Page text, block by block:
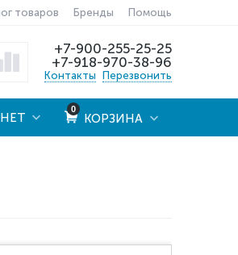
товаров Бренды Помощь
+7-900-255-25-25
+7-918-970-38-96
Контакты Перезвонить
0
КОРЗИНА